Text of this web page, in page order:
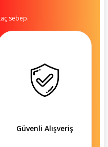
sebep.
Güvenli Alışveriş